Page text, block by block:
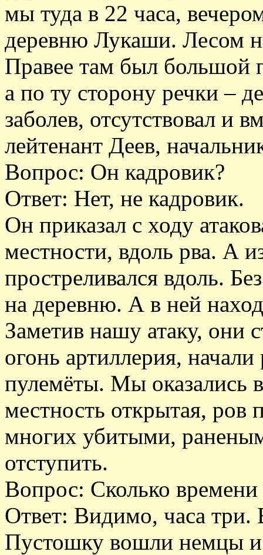
мы туда в 22 часа,
деревню Лукаши. Лесом
Правее там был большой
а по ту сторону речки –
заболев, отсутствовал и
лейтенант Деев,
Вопрос: Он кадровик?
Ответ: Нет, не кадровик.
Он приказал с ходу
местности, вдоль рва. А
простреливался вдоль.
на деревню. А в ней
Заметив нашу атаку, они
огонь артиллерия,
пулемёты. Мы оказались
местность открытая, ров
многих убитыми,
отступить.
Вопрос: Сколько времени
Ответ: Видимо, часа три.
Пустошку вошли немцы и